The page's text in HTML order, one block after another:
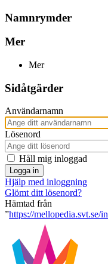
Namnrymder
Mer
Mer
Sidåtgärder
Användarnamn
Lösenord
Håll mig inloggad
Logga in
Hjälp med inloggning
Glömt ditt lösenord?
Hämtad från
”https://mellopedia.svt.se/